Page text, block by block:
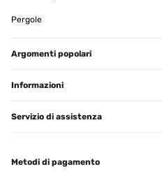
Amazon-Benutzer
rotto. Il venditore ne ha spedito
Pergole
Argomenti popolari
Informazioni
Servizio di assistenza
Metodi di pagamento